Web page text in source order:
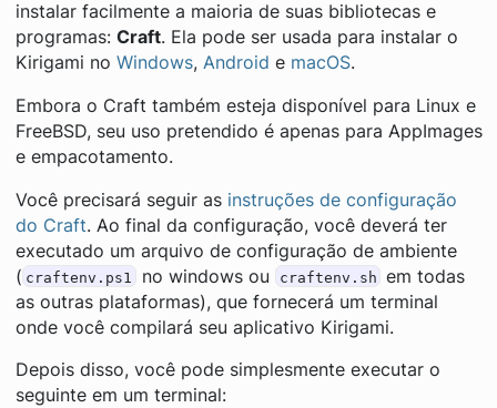
instalar facilmente a maioria de suas bibliotecas e
programas: Craft. Ela pode ser usada para instalar o
Kirigami no Windows, Android e macOS.
Embora o Craft também esteja disponível para Linux e
FreeBSD, seu uso pretendido é apenas para AppImages
e empacotamento.
Você precisará seguir as instruções de configuração
do Craft. Ao final da configuração, você deverá ter
executado um arquivo de configuração de ambiente
( craftenv.ps1 no windows ou craftenv.sh em todas
as outras plataformas), que fornecerá um terminal
onde você compilará seu aplicativo Kirigami.
Depois disso, você pode simplesmente executar o
seguinte em um terminal: